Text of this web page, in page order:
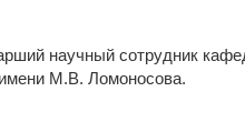
научный сотрудник
имени М.В. Ломоносова.